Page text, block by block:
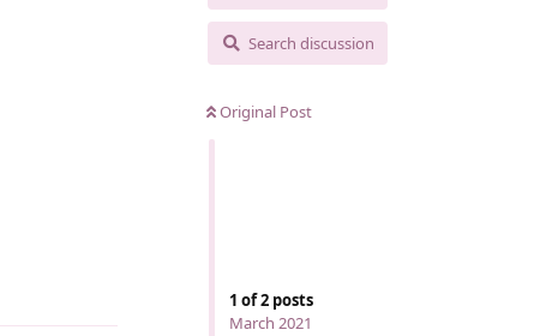
Search discussion
Original Post
1 of2 posts
March 2021